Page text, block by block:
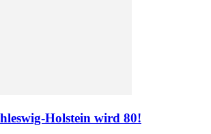
Holstein wird 80!